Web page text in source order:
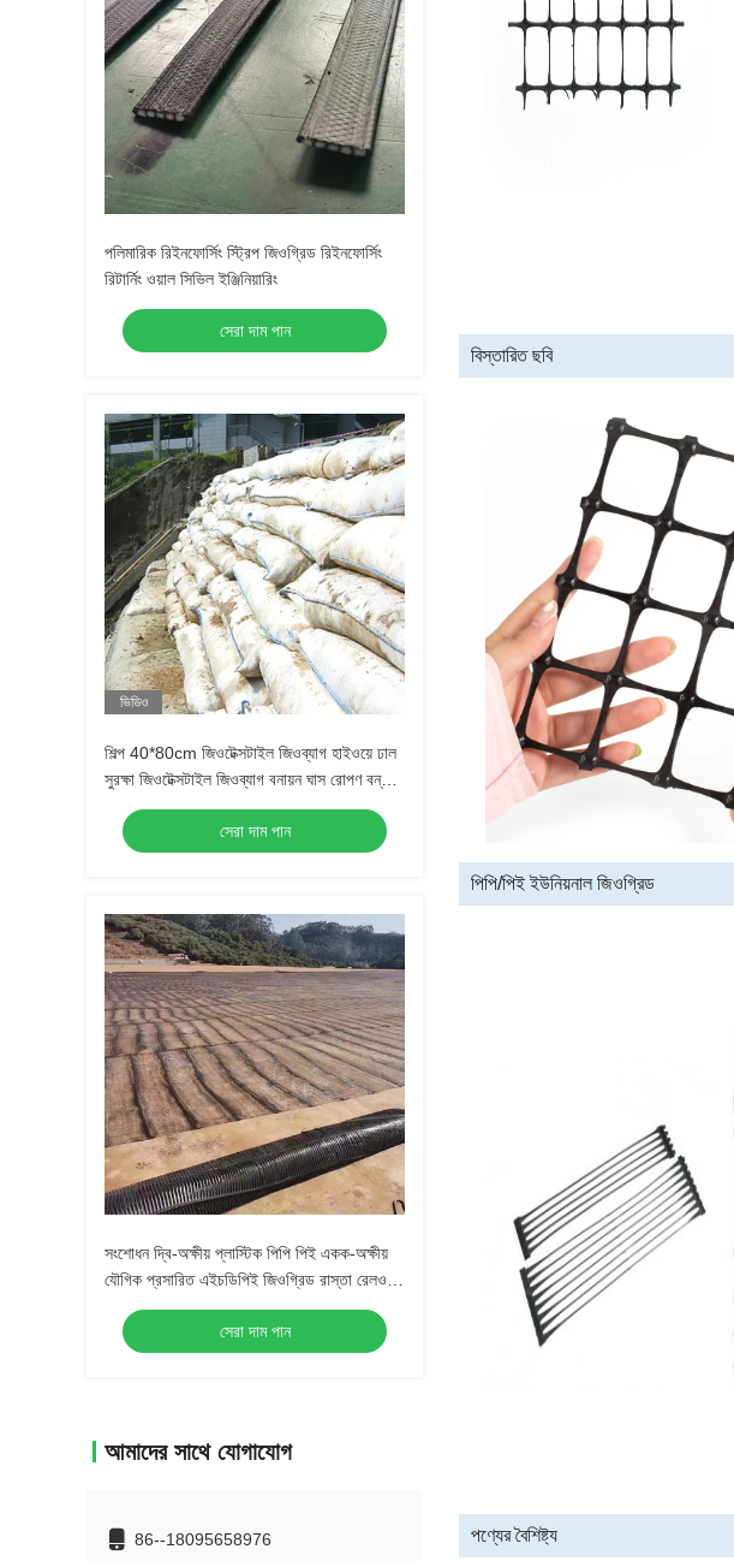
পলিমারিক রিইনফোর্সিং স্ট্রিপ জিওগ্রিড রিইনফোর্সিং
রিটার্নিং ওয়াল সিভিল ইঞ্জিনিয়ারিং
সেরা দাম পান
ভিডিও
শিল্প 40*80cm জিওটেক্সটাইল জিওব্যাগ হাইওয়ে ঢাল
সুরক্ষা জিওটেক্সটাইল জিওব্যাগ বনায়ন ঘাস রোপণ বন্যা
নিয়ন্ত্রণ জিওটেক্সটাইল জিওব্যাগ
সেরা দাম পান
সংশোধন দ্বি-অক্ষীয় প্লাস্টিক পিপি পিই একক-অক্ষীয়
যৌগিক প্রসারিত এইচডিপিই জিওগ্রিড রাস্তা রেলওয়ে
সেরা দাম পান
আমাদের সাথে যোগাযোগ
86--18095658976
বিস্তারিত ছবি
পিপি/পিই ইউনিয়নাল জিওগ্রিড
পণ্যের বৈশিষ্ট্য